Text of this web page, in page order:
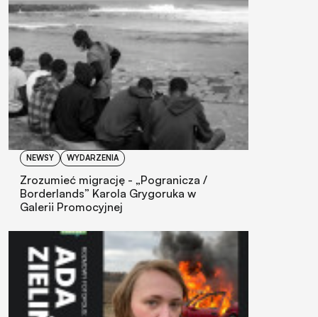
NEWSY WYDARZENIA
Zrozumieć migrację - „Pogranicza /
Borderlands” Karola Grygoruka w
Galerii Promocyjnej